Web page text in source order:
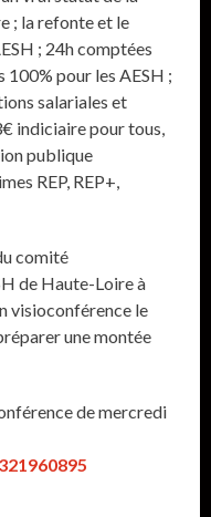
; la refonte et le
; 24h comptées
100% pour les AESH ;
salariales et
indiciaire pour tous,
publique
REP, REP+,
comité
de Haute-Loire à
visioconférence le
une montée
de mercredi